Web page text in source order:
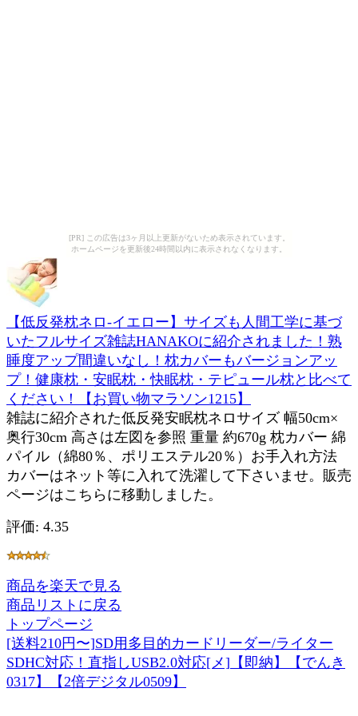
[PR] この広告は3ヶ月以上更新がないため表示されています。
ホームページを更新後24時間以内に表示されなくなります。
【低反発枕ネロ-イエロー】サイズも人間工学に基づ
いたフルサイズ雑誌HANAKOに紹介されました！熟
睡度アップ間違いなし！枕カバーもバージョンアッ
プ！健康枕・安眠枕・快眠枕・テピュール枕と比べて
ください！【お買い物マラソン1215】
雑誌に紹介された低反発安眠枕ネロサイズ 幅50cm×
奥行30cm 高さは左図を参照 重量 約670g 枕カバー 綿
パイル（綿80％、ポリエステル20％）お手入れ方法
カバーはネット等に入れて洗濯して下さいませ。販売
ページはこちらに移動しました。
評価: 4.35
商品を楽天で見る
商品リストに戻る
トップページ
[送料210円〜]SD用多目的カードリーダー/ライター
SDHC対応！直指しUSB2.0対応[メ]【即納】【でんき
0317】【2倍デジタル0509】